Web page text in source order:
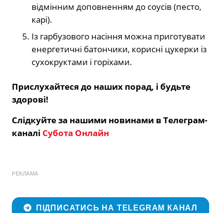
відмінним доповненням до соусів (песто,
карі).
Із гарбузового насіння можна приготувати
енергетичні батончики, корисні цукерки із
сухокруктами і горіхами.
Прислухайтеся до наших порад, і будьте
здорові!
Слідкуйте за нашими новинами в Телеграм-
каналі Субота Онлайн
РЕКЛАМА
ПІДПИСАТИСЬ НА TELEGRAM КАНАЛ